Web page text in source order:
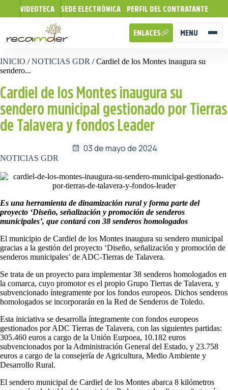
VIDEOTECA SEDE ELECTRÓNICA PERFIL DEL CONTRATANTE
MENU
ENLACES
INICIO /NOTICIAS GDR /Cardiel de los Montes inaugura su
sendero...
Cardiel de los Montes inaugura su
sendero municipal gestionado por Tierras
de Talavera y fondos Leader
03 de mayo de 2024
NOTICIAS GDR
Es una herramienta de dinamización rural y forma parte del
proyecto ‘Diseño, señalización y promoción de senderos
municipales’, que contará con 38 senderos homologados
El municipio de Cardiel de los Montes inaugura su sendero municipal
gracias a la gestión del proyecto ‘Diseño, señalización y promoción de
senderos municipales’ de ADC-Tierras de Talavera.
Se trata de un proyecto para implementar 38 senderos homologados en
la comarca, cuyo promotor es el propio Grupo Tierras de Talavera, y
subvencionado íntegramente por los fondos europeos. Dichos senderos
homologados se incorporarán en la Red de Senderos de Toledo.
Esta iniciativa se desarrolla íntegramente con fondos europeos
gestionados por ADC Tierras de Talavera, con las siguientes partidas:
305.460 euros a cargo de la Unión Eurpoea, 10.182 euros
subvencionados por la Administración General del Estado, y 23.758
euros a cargo de la consejería de Agricultura, Medio Ambiente y
Desarrollo Rural.
El sendero municipal de Cardiel de los Montes abarca 8 kilómetros